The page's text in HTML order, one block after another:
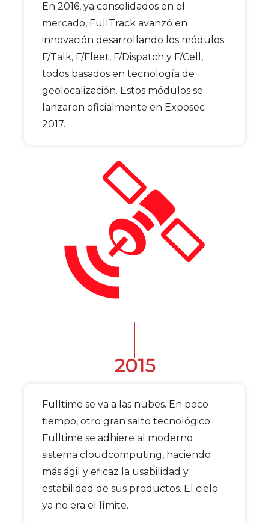
En 2016, ya consolidados en el
mercado, FullTrack avanzó en
innovación desarrollando los módulos
F/Talk, F/Fleet, F/Dispatch y F/Cell,
todos basados en tecnología de
geolocalización. Estos módulos se
lanzaron oficialmente en Exposec
2017.
2015
Fulltime se va a las nubes. En poco
tiempo, otro gran salto tecnológico:
Fulltime se adhiere al moderno
sistema cloudcomputing, haciendo
más ágil y eficaz la usabilidad y
estabilidad de sus productos. El cielo
ya no era el límite.